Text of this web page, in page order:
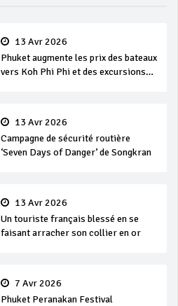
13 Avr 2026
Phuket augmente les prix des bateaux
vers Koh Phi Phi et des excursions
13 Avr 2026
Campagne de sécurité routière
‘Seven Days of Danger’ de Songkran
13 Avr 2026
Un touriste français blessé en se
faisant arracher son collier en or
7 Avr 2026
Phuket Peranakan Festival